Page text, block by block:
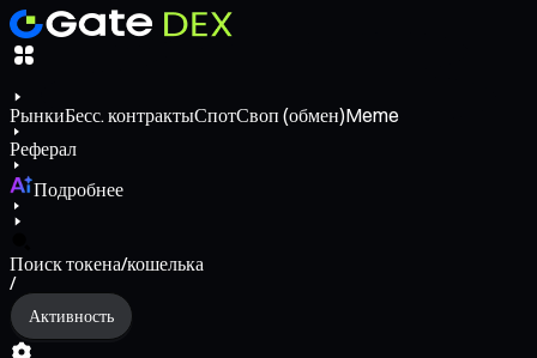
РынкиБесс. контрактыСпотСвоп (обмен)Meme
Реферал
Подробнее
Поиск токена/кошелька
/
Активность